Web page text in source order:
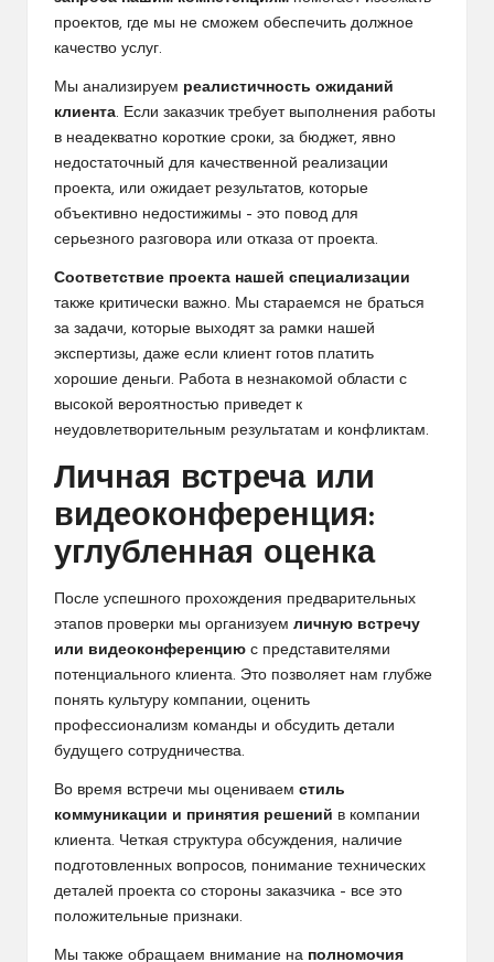
проектов, где мы не сможем обеспечить должное
качество услуг.
Мы анализируем реалистичность ожиданий
клиента. Если заказчик требует выполнения работы
в неадекватно короткие сроки, за бюджет, явно
недостаточный для качественной реализации
проекта, или ожидает результатов, которые
объективно недостижимы – это повод для
серьезного разговора или отказа от проекта.
Соответствие проекта нашей специализации
также критически важно. Мы стараемся не браться
за задачи, которые выходят за рамки нашей
экспертизы, даже если клиент готов платить
хорошие деньги. Работа в незнакомой области с
высокой вероятностью приведет к
неудовлетворительным результатам и конфликтам.
Личная встреча или
видеоконференция:
углубленная оценка
После успешного прохождения предварительных
этапов проверки мы организуем личную встречу
или видеоконференцию с представителями
потенциального клиента. Это позволяет нам глубже
понять культуру компании, оценить
профессионализм команды и обсудить детали
будущего сотрудничества.
Во время встречи мы оцениваем стиль
коммуникации и принятия решений в компании
клиента. Четкая структура обсуждения, наличие
подготовленных вопросов, понимание технических
деталей проекта со стороны заказчика – все это
положительные признаки.
Мы также обращаем внимание на полномочия